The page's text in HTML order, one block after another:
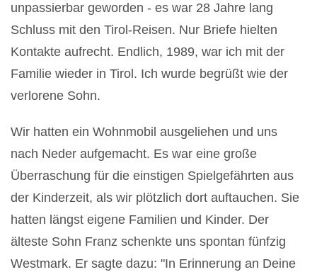
unpassierbar geworden - es war 28 Jahre lang
Schluss mit den Tirol-Reisen. Nur Briefe hielten
Kontakte aufrecht. Endlich, 1989, war ich mit der
Familie wieder in Tirol. Ich wurde begrüßt wie der
verlorene Sohn.
Wir hatten ein Wohnmobil ausgeliehen und uns
nach Neder aufgemacht. Es war eine große
Überraschung für die einstigen Spielgefährten aus
der Kinderzeit, als wir plötzlich dort auftauchen. Sie
hatten längst eigene Familien und Kinder. Der
älteste Sohn Franz schenkte uns spontan fünfzig
Westmark. Er sagte dazu: "In Erinnerung an Deine